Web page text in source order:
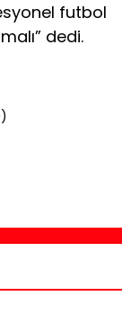
futbol
dedi.
)